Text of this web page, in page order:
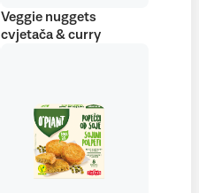
Veggie nuggets
cvjetača & curry